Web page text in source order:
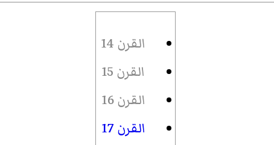
القرن 14
القرن 15
القرن 16
القرن 17